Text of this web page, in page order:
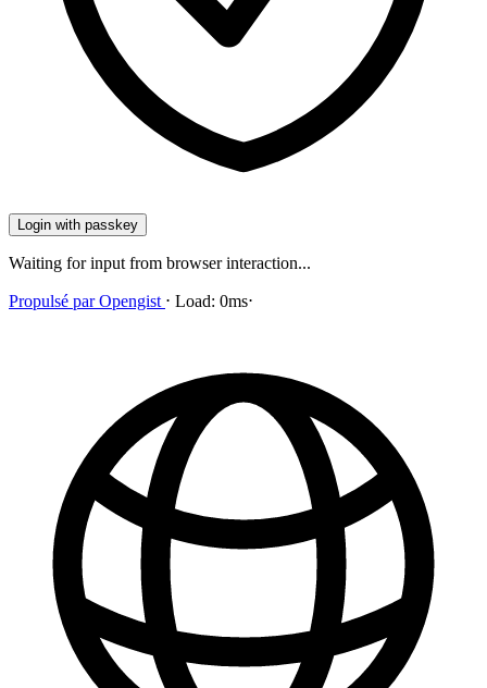
Login with passkey
Waiting for input from browser interaction...
Propulsé parOpengist ⋅ Load: 0ms⋅